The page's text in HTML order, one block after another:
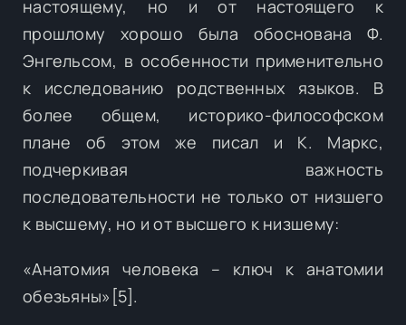
настоящему, но и от настоящего к
прошлому хорошо была обоснована Ф.
Энгельсом, в особенности применительно
к исследованию родственных языков. В
более общем, историко-философском
плане об этом же писал и К. Маркс,
подчеркивая важность
последовательности не только от низшего
к высшему, но и от высшего к низшему:
«Анатомия человека – ключ к анатомии
обезьяны»[5].